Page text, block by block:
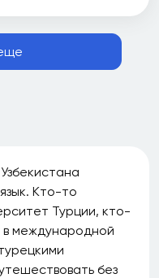
Кто-то
Турции, кто-
в международной
без